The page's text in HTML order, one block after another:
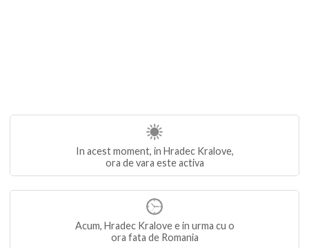
In acest moment, in Hradec Kralove,
ora de vara este activa
Acum, Hradec Kralove e in urma cu o
ora fata de Romania